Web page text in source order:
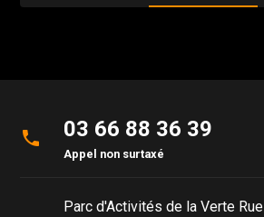
phone 03 66 88 36 39
Appel non surtaxé
Parc d'Activités de la Verte Rue